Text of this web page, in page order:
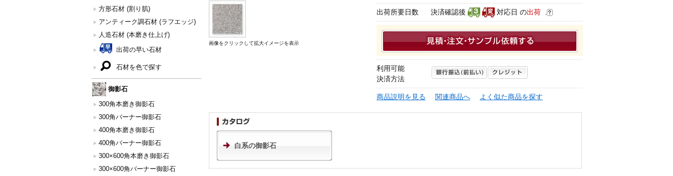
方形石材 (割り肌)
アンティーク調石材 (ラフエッジ)
人造石材 (本磨き仕上げ)
出荷の早い石材
石材を色で探す
御影石
300角本磨き御影石
300角バーナー御影石
400角本磨き御影石
400角バーナー御影石
300×600角本磨き御影石
300×600角バーナー御影石
画像をクリックして拡大イメージを表示
出荷所要日数 決済確認後 対応日 の出荷
利用可能
決済方法
商品説明を見る 関連商品へ よく似た商品を探す
白系の御影石